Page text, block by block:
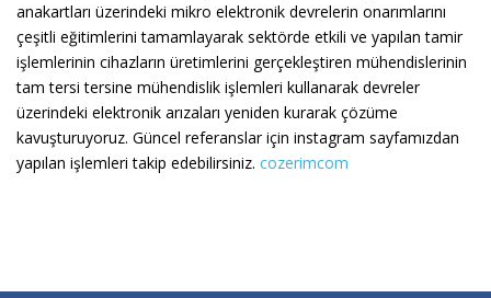
anakartları üzerindeki mikro elektronik devrelerin onarımlarını
çeşitli eğitimlerini tamamlayarak sektörde etkili ve yapılan tamir
işlemlerinin cihazların üretimlerini gerçekleştiren mühendislerinin
tam tersi tersine mühendislik işlemleri kullanarak devreler
üzerindeki elektronik arızaları yeniden kurarak çözüme
kavuşturuyoruz. Güncel referanslar için instagram sayfamızdan
yapılan işlemleri takip edebilirsiniz. cozerimcom